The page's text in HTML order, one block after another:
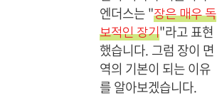
엔더스는 "장은 매우 독
보적인 장기"라고 표현
했습니다. 그럼 장이 면
역의 기본이 되는 이유
를 알아보겠습니다.